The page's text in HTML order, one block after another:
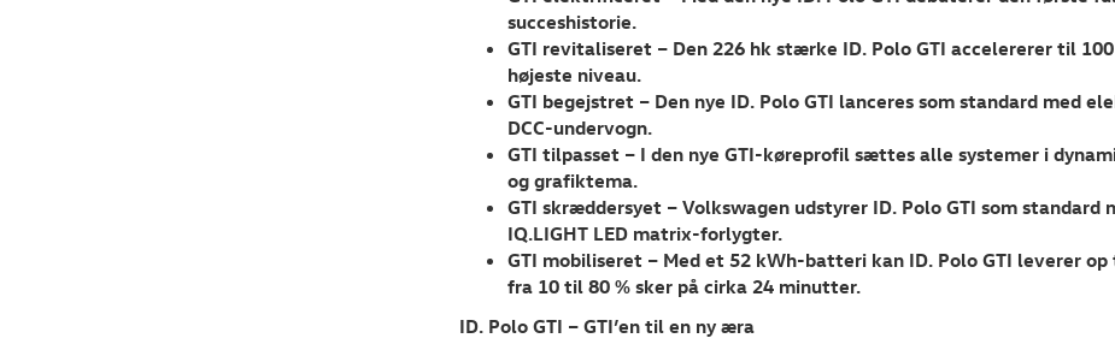
succeshistorie.
GTI revitaliseret – Den 226 hk stærke ID. Polo GTI accelererer til
højeste niveau.
GTI begejstret – Den nye ID. Polo GTI lanceres som standard med
DCC-undervogn.
GTI tilpasset – I den nye GTI-køreprofil sættes alle systemer i
og grafiktema.
GTI skræddersyet – Volkswagen udstyrer ID. Polo GTI som
IQ.LIGHT LED matrix-forlygter.
GTI mobiliseret – Med et 52 kWh-batteri kan ID. Polo GTI leverer
fra 10 til 80 % sker på cirka 24 minutter.
ID. Polo GTI – GTI’en til en ny æra